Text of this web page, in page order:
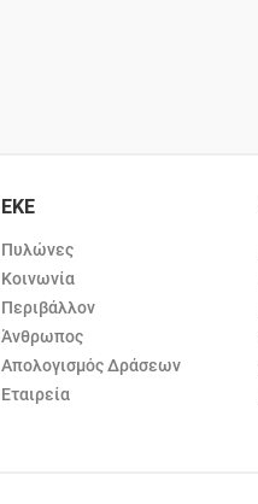
ΕΚΕ
Πυλώνες
Κοινωνία
Περιβάλλον
Άνθρωπος
Απολογισμός Δράσεων
Εταιρεία